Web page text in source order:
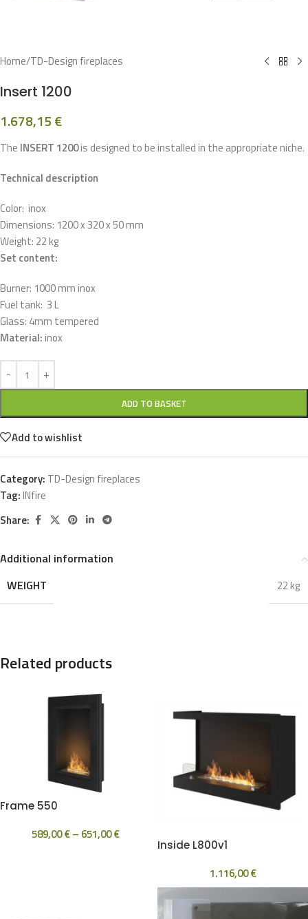
Home/TD-Design fireplaces
Insert 1200
1.678,15 €
The INSERT 1200is designed to be installed in the appropriate niche.
Technical description
Color: inox
Dimensions: 1200 x 320 x 50 mm
Weight: 22 kg
Set content:
Burner: 1000 mm inox
Fuel tank: 3 L
Glass: 4mm tempered
Material:inox
ADD TO BASKET
Add to wishlist
Category: TD-Design fireplaces
Tag:INfire
Share:
Additional information
WEIGHT
22 kg
Related products
Frame 550
589,00€– 651,00€
Inside L800v1
1.116,00€